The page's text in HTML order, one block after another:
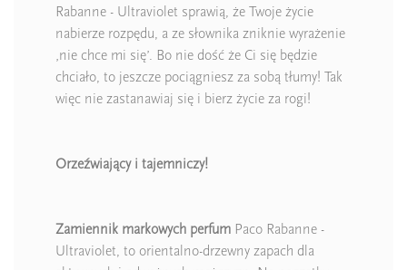
Rabanne - Ultraviolet sprawią, że Twoje życie
nabierze rozpędu, a ze słownika zniknie wyrażenie
‚nie chce mi się’. Bo nie dość że Ci się będzie
chciało, to jeszcze pociągniesz za sobą tłumy! Tak
więc nie zastanawiaj się i bierz życie za rogi!
Orzeźwiający i tajemniczy!
Zamiennik markowych perfum Paco Rabanne -
Ultraviolet, to orientalno-drzewny zapach dla